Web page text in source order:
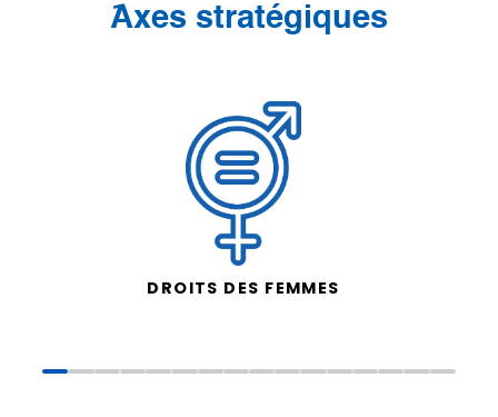
َAxes stratégiques
DROITS DES FEMMES